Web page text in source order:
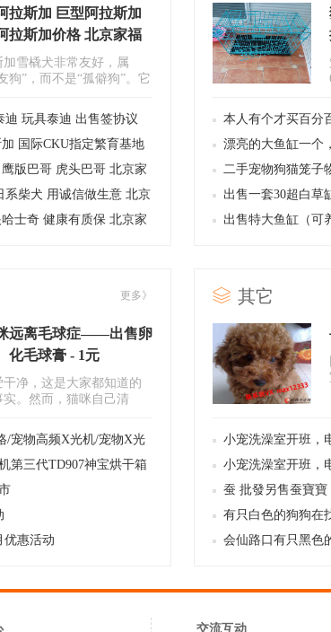
拉斯加 巨型阿拉斯加
拉斯加价格 北京家福
销
加雪橇犬非常友好，属
狗”，而不是“孤僻狗”。它
玩具泰迪 出售签协议
国际CKU指定繁育基地
版巴哥 虎头巴哥 北京家
柴犬 用诚信做生意 北京
士奇 健康有质保 北京家
本人有个才买百分
售，70元，可以装
漂亮的大鱼缸一个
二手宠物狗猫笼子
出售一套30超白草
出售特大鱼缸（可
更多》
远离毛球症——出售卵
化毛球膏 - 1元
干净，这是大家都知道的
实。然而，猫咪自己清
/宠物高频X光机/宠物X光
第三代TD907神宝烘干箱
优惠活动
其它
小宠洗澡室开班，
小宠洗澡室开班，
蚕 批發另售蚕寶寶
有只白色的狗狗在
会仙路口有只黑色
交流互动